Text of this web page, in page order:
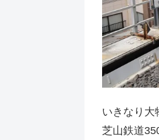
いきなり大
芝山鉄道